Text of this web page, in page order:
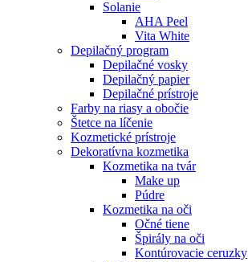
Solanie
AHA Peel
Vita White
Depilačný program
Depilačné vosky
Depilačný papier
Depilačné prístroje
Farby na riasy a obočie
Štetce na líčenie
Kozmetické prístroje
Dekoratívna kozmetika
Kozmetika na tvár
Make up
Púdre
Kozmetika na oči
Očné tiene
Špirály na oči
Kontúrovacie ceruzky